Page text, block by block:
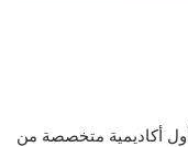
أكاديمية متخصصة من